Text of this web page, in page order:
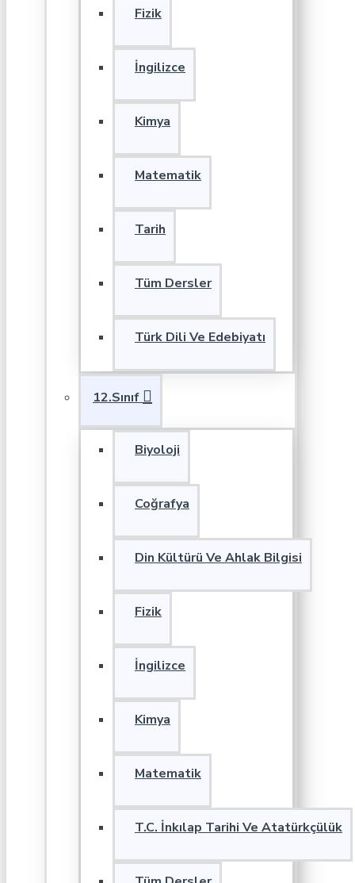
Fizik
İngilizce
Kimya
Matematik
Tarih
Tüm Dersler
Türk Dili Ve Edebiyatı
12.Sınıf
Biyoloji
Coğrafya
Din Kültürü Ve Ahlak Bilgisi
Fizik
İngilizce
Kimya
Matematik
T.C. İnkılap Tarihi Ve Atatürkçülük